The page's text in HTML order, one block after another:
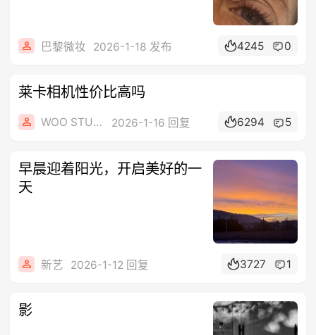
巴黎微妆 2026-1-18 发布 4245 0
莱卡相机性价比高吗
WOO STUDIO 2026-1-16 回复 6294 5
早晨迎着阳光，开启美好的一
天
新艺 2026-1-12 回复 3727 1
影